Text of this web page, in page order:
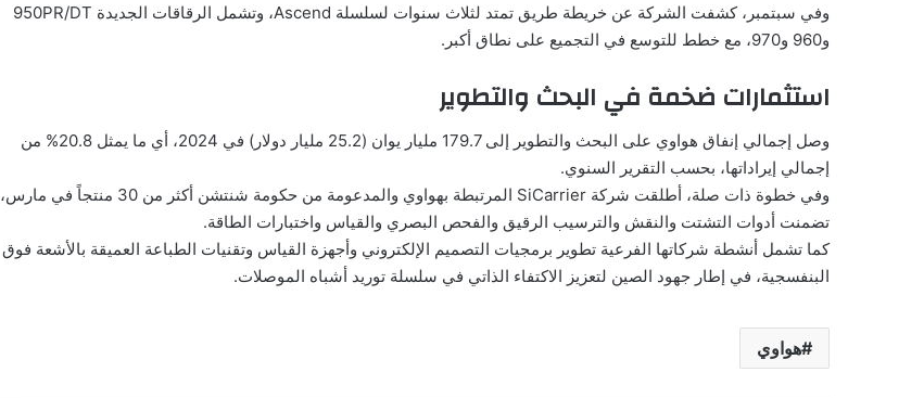
وفي سبتمبر، كشفت الشركة عن خريطة طريق تمتد لثلاث سنوات لسلسلة Ascend، وتشمل الرقاقات الجديدة 950PR/DT
و960 و970، مع خطط للتوسع في التجميع على نطاق أكبر.
استثمارات ضخمة في البحث والتطوير
وصل إجمالي إنفاق هواوي على البحث والتطوير إلى 179.7 مليار يوان (25.2 مليار دولار) في 2024، أي ما يمثل 20.8% من
إجمالي إيراداتها، بحسب التقرير السنوي.
وفي خطوة ذات صلة، أطلقت شركة SiCarrier المرتبطة بهواوي والمدعومة من حكومة شنتشن أكثر من 30 منتجاً في مارس،
تضمنت أدوات التشتت والنقش والترسيب الرقيق والفحص البصري والقياس واختبارات الطاقة.
كما تشمل أنشطة شركاتها الفرعية تطوير برمجيات التصميم الإلكتروني وأجهزة القياس وتقنيات الطباعة العميقة بالأشعة فوق
البنفسجية، في إطار جهود الصين لتعزيز الاكتفاء الذاتي في سلسلة توريد أشباه الموصلات.
هواوي